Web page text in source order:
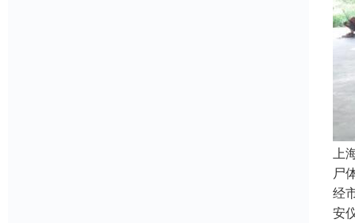
上
尸
经
安